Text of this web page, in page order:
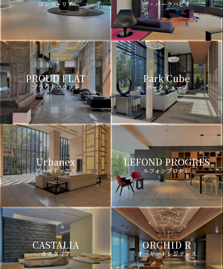
コンフォリア ザ・パークハビオ
PROUD FLAT
プラウドフラット
Park Cube
パークキューブ
Urbanex
アーバネックス
LEFOND PROGRES
ルフォンプログレ
CASTALIA
カスタリア
ORCHID R
オーキッドレジデンス